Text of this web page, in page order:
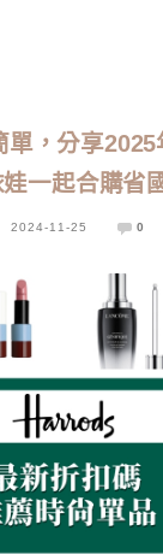
，分享
一起合購省
2024-11-25 0